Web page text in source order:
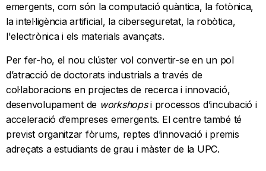
emergents, com són la computació quàntica, la fotònica,
la intel·ligència artificial, la ciberseguretat, la robòtica,
l'electrònica i els materials avançats.
Per fer-ho, el nou clúster vol convertir-se en un pol
d’atracció de doctorats industrials a través de
col·laboracions en projectes de recerca i innovació,
desenvolupament de workshopsi processos d’incubació i
acceleració d’empreses emergents. El centre també té
previst organitzar fòrums, reptes d’innovació i premis
adreçats a estudiants de grau i màster de la UPC.